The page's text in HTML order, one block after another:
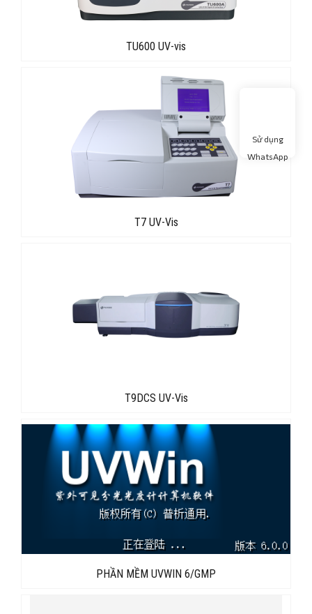
TU600 UV-vis
T7 UV-Vis
T9DCS UV-Vis
PHẦN MỀM UVWIN 6/GMP
Sử dụng
WhatsApp